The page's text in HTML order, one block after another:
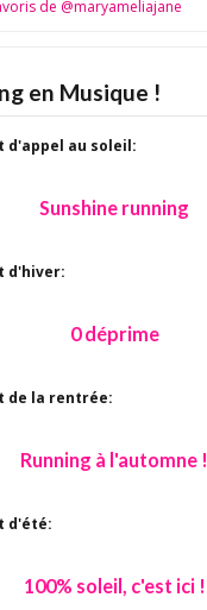
de @maryameliajane
en Musique !
d'appel au soleil:
Sunshine running
d'hiver:
0 déprime
de la rentrée:
Running à l'automne !
d'été:
100% soleil, c'est ici !